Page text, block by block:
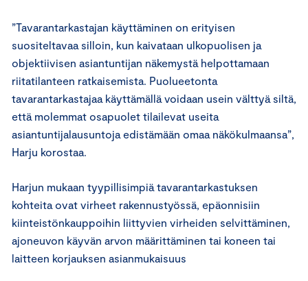
”Tavarantarkastajan käyttäminen on erityisen
suositeltavaa silloin, kun kaivataan ulkopuolisen ja
objektiivisen asiantuntijan näkemystä helpottamaan
riitatilanteen ratkaisemista. Puolueetonta
tavarantarkastajaa käyttämällä voidaan usein välttyä siltä,
että molemmat osapuolet tilailevat useita
asiantuntijalausuntoja edistämään omaa näkökulmaansa”,
Harju korostaa.
Harjun mukaan tyypillisimpiä tavarantarkastuksen
kohteita ovat virheet rakennustyössä, epäonnisiin
kiinteistönkauppoihin liittyvien virheiden selvittäminen,
ajoneuvon käyvän arvon määrittäminen tai koneen tai
laitteen korjauksen asianmukaisuus